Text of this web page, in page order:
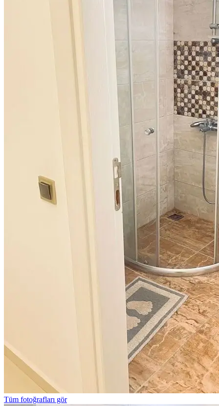
Tüm fotoğrafları gör